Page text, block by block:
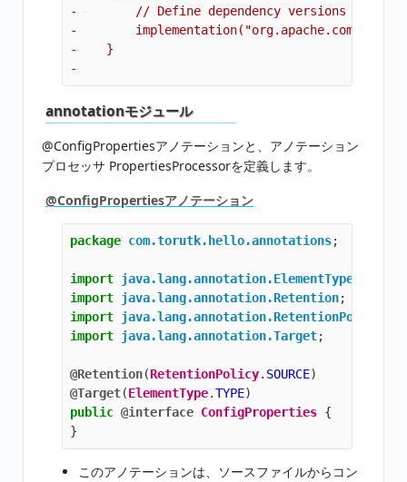
-        // Define dependency versions as
-
-    }
annotationモジュール
@ConfigPropertiesアノテーションと、アノテーション
プロセッサ PropertiesProcessorを定義します。
@ConfigPropertiesアノテーション
package com.torutk.hello.annotations;
import java.lang.annotation.ElementType
import java.lang.annotation.Retention;
import java.lang.annotation.RetentionPolicy
import java.lang.annotation.Target;
@Retention(RetentionPolicy. SOURCE)
@Target(ElementType.TYPE)
public @interface ConfigProperties {
}
このアノテーションは、ソースファイルからコン